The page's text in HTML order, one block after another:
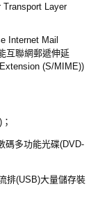
Layer
Internet Mail
互聯網郵遞伸延
(S/MIME))
碼多功能光碟(DVD-
排(USB)大量儲存裝